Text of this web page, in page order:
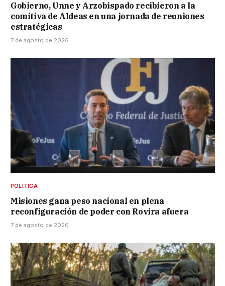
Gobierno, Unne y Arzobispado recibieron a la
comitiva de Aldeas en una jornada de reuniones
estratégicas
7 de agosto de 2026
POLÍTICA
Misiones gana peso nacional en plena
reconfiguración de poder con Rovira afuera
7 de agosto de 2026